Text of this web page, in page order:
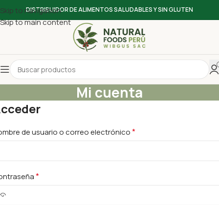
Skip to navigation
Skip to main content
DISTRIBUIDOR DE ALIMENTOS SALUDABLES Y SIN GLUTEN
Mi cuenta
de usuario o correo electrónico*
*